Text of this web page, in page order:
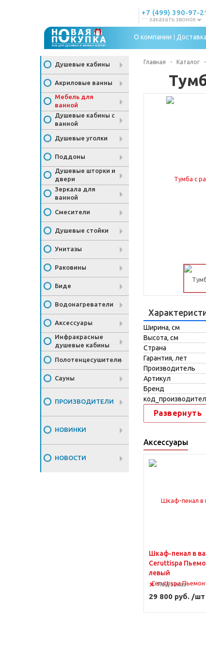
+7 (499) 390-97-
заказать звонок
О компании Доставка
Душевые кабины
Акриловые ванны
Мебель для
ванной
Душевые кабины с
ванной
Душевые уголки
Поддоны
Душевые шторки и
двери
Зеркала для
ванной
Смесители
Душевые стойки
Унитазы
Раковины
Биде
Водонагреватели
Аксессуары
Инфракрасные
душевые кабины
Полотенцесушители
Сауны
ПРОИЗВОДИТЕЛИ
НОВИНКИ
НОВОСТИ
Главная - Каталог -
Ширина, см
Высота, см
Страна
Гарантия, лет
Производитель
Артикул
Бренд
Развернуть
Аксессуары
Шкаф-пенал в ванную
Ceruttispa
левый
Под заказ
29 800 руб. /шт